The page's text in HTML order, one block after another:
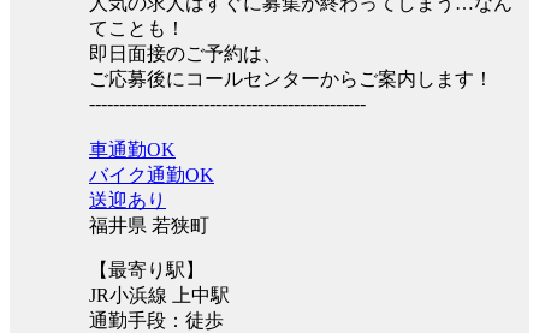
てことも！
即日面接のご予約は、
ご応募後にコールセンターからご案内します！
----------------------------------------------
車通勤OK
バイク通勤OK
送迎あり
福井県 若狭町
【最寄り駅】
JR小浜線 上中駅
通勤手段：徒歩